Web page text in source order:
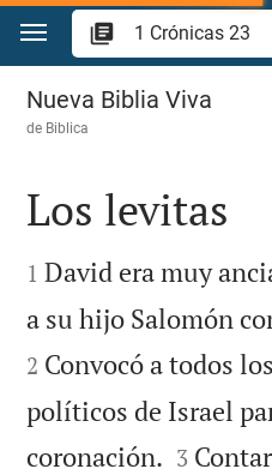
Ir a un contenido
1 Crónicas 23
Nueva Biblia Viva
de Biblica

Los levitas

1 David era muy
a su hijo Salomón
2 Convocó a todos
políticos de Israel
coronación. 

3